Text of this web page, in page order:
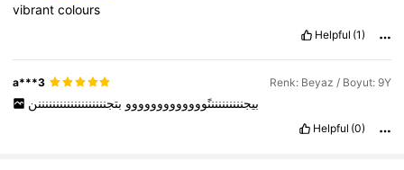
vibrantcolours
Helpful (1)
a***3 Renk: Beyaz / Boyut: 9Y
بيجننننننننننًووووووووووووو بتجنننننننننننننننننننن
Helpful (0)